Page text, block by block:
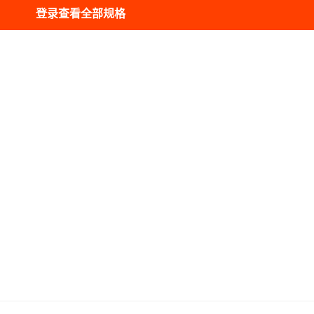
登录查看全部规格